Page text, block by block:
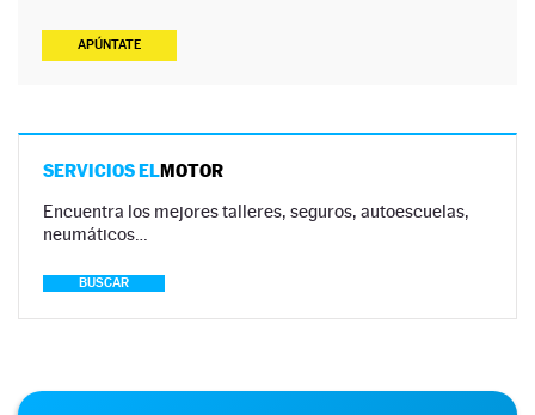
APÚNTATE
SERVICIOS ELMOTOR
Encuentra los mejores talleres, seguros, autoescuelas,
neumáticos…
BUSCAR